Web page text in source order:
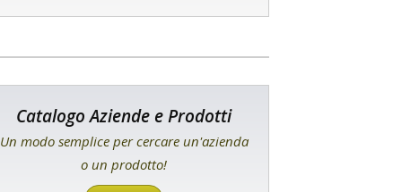
Catalogo Aziende e Prodotti
Un modo semplice per cercare un'azienda
o un prodotto!